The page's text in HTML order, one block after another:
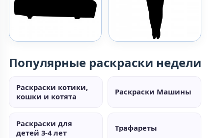
Популярные раскраски недели
Раскраски котики,
кошки и котята
Раскраски Машины
Раскраски для
детей 3-4 лет
Трафареты